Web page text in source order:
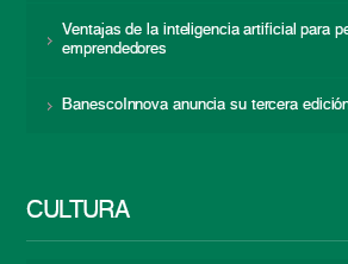
Ventajas de la inteligencia artificial para
emprendedores
BanescoInnova anuncia su tercera
CULTURA